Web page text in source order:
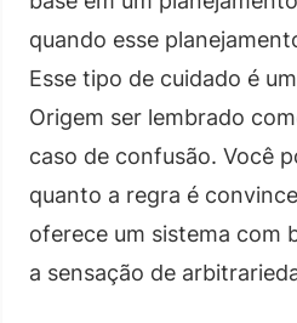
quando esse
Esse tipo de cuidado é
Origem ser lembrado
caso de confusão. Você
quanto a regra é
oferece um sistema com
a sensação de